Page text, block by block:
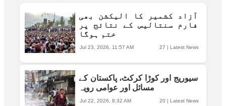
آزاد کشمیر کا الیکشن بھی
فارم سنتالیس کے نتائج پر
ختم ہوگا
27 | Latest News
Jul 23, 2026, 11:57 AM
سیوریج اور کوڑا کرکٹ، پاکستان کے
مسائل اور عوامی رویہ
20 | Latest News
Jul 22, 2026, 8:32 AM